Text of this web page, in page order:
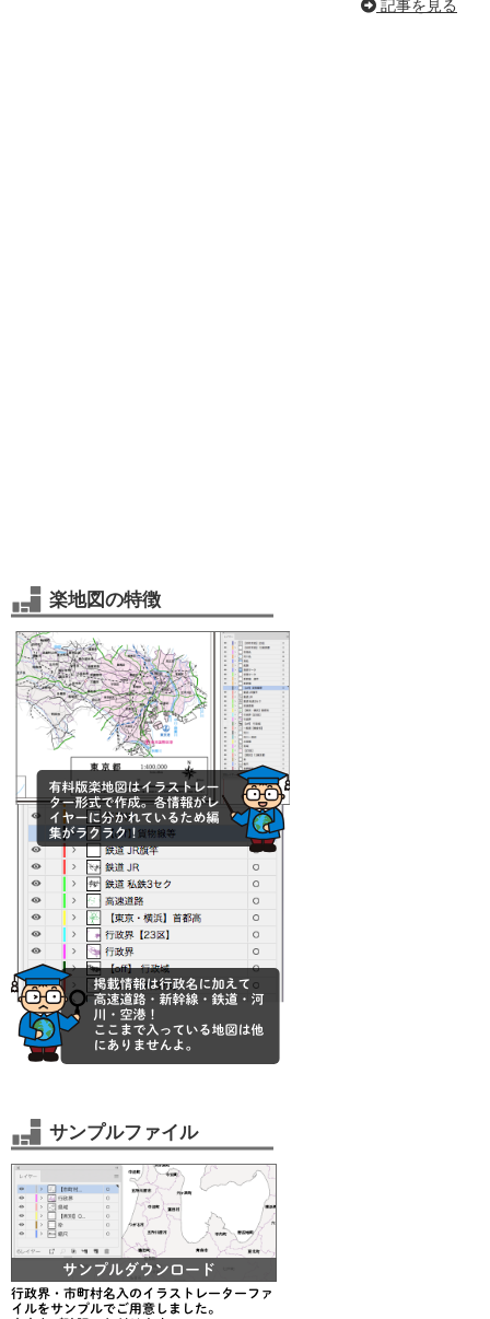
記事を見る
楽地図の特徴
サンプルファイル